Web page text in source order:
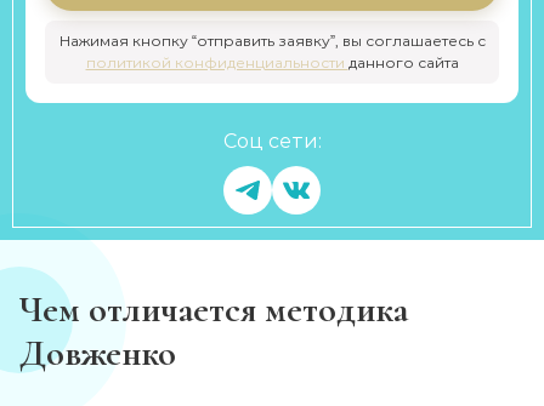
Нажимая кнопку “отправить заявку”, вы соглашаетесь с
политикой конфиденциальности данного сайта
Соц сети:
Чем отличается методика
Довженко